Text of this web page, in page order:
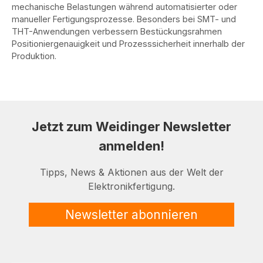
mechanische Belastungen während automatisierter oder
manueller Fertigungsprozesse. Besonders bei SMT- und
THT-Anwendungen verbessern Bestückungsrahmen
Positioniergenauigkeit und Prozesssicherheit innerhalb der
Produktion.
Jetzt zum Weidinger Newsletter
anmelden!
Tipps, News & Aktionen aus der Welt der
Elektronikfertigung.
Newsletter abonnieren